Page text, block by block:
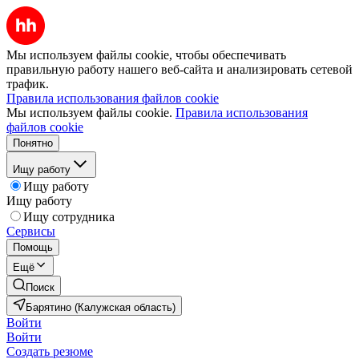
Мы используем файлы cookie, чтобы обеспечивать
правильную работу нашего веб-сайта и анализировать сетевой
трафик.
Правила использования файлов cookie
Мы используем файлы cookie. Правила использования
файлов cookie
Понятно
Ищу работу
Ищу работу
Ищу работу
Ищу сотрудника
Сервисы
Помощь
Ещё
Поиск
Барятино (Калужская область)
Войти
Войти
Создать резюме